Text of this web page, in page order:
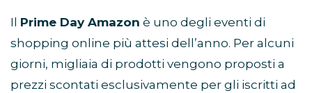
Il Prime Day Amazon è uno degli eventi di
shopping online più attesi dell’anno. Per alcuni
giorni, migliaia di prodotti vengono proposti a
prezzi scontati esclusivamente per gli iscritti ad